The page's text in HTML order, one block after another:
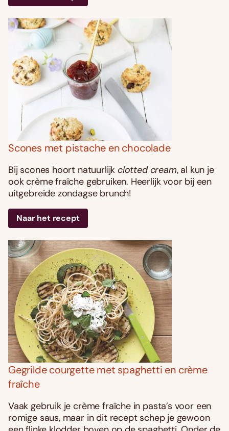
Scones met pistache en chocolade
Bij scones hoort natuurlijk clotted cream, al kun je
ook crème fraîche gebruiken. Heerlijk voor bij een
uitgebreide zondagse brunch!
Naar het recept
Gegrilde courgette met spaghetti en crème
fraîche
Vaak gebruik je crème fraîche in pasta’s voor een
romige saus, maar in dit recept schep je gewoon